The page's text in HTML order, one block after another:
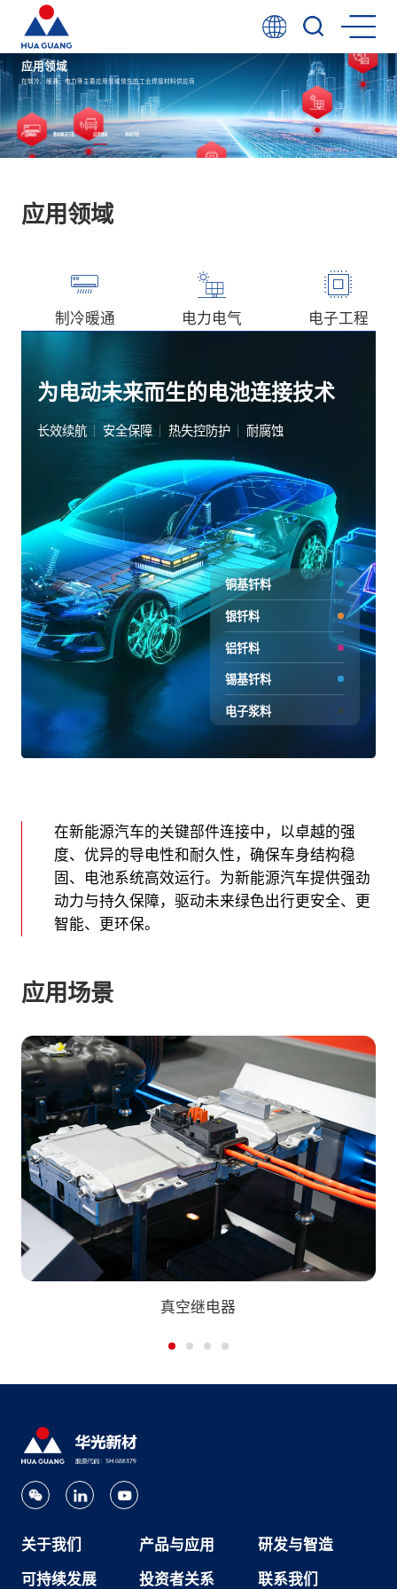
应用领域
在制冷、暖通、电力等主要应用领域领先的工业焊接材料供应商
产品中心 整体解决方案 应用领域 焊接学院
应用领域
制冷暖通 电力电气 电子工程
为电动未来而生的电池连接技术
长效续航 安全保障 热失控防护 耐腐蚀
铜基钎料
银钎料
铝钎料
锡基钎料
电子浆料
在新能源汽车的关键部件连接中，以卓越的强
度、优异的导电性和耐久性，确保车身结构稳
固、电池系统高效运行。为新能源汽车提供强劲
动力与持久保障，驱动未来绿色出行更安全、更
智能、更环保。
应用场景
真空继电器
关于我们 产品与应用 研发与智造
可持续发展 投资者关系 联系我们